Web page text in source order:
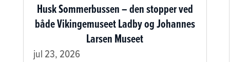
Husk Sommerbussen – den stopper ved
både Vikingemuseet Ladby og Johannes
Larsen Museet
jul 23, 2026